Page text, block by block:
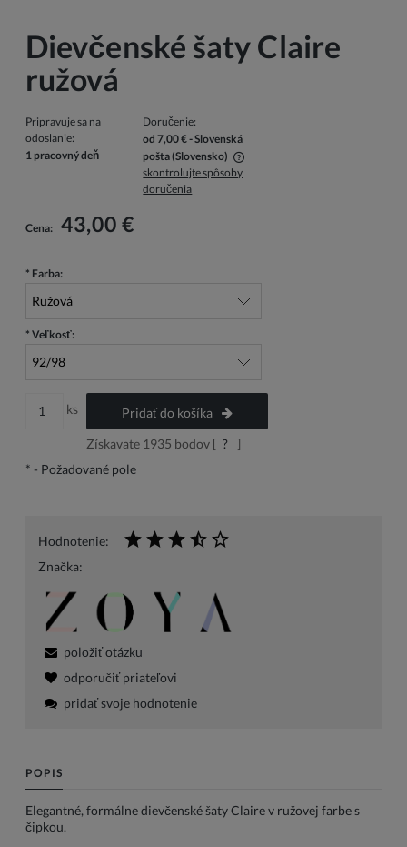
Dievčenské šaty Claire
ružová
Pripravuje sa na
odoslanie:
1 pracovný deň
Doručenie:
od 7,00 €- Slovenská
pošta(Slovensko)
V cene nie sú zahrnuté prípadné náklady na platbu
skontrolujte spôsoby
doručenia
Cena: 43,00 €
* Farba:
* Veľkosť:
ks
Pridať do košíka
Získavate 1935 bodov [ ?
]
* - Požadované pole
Hodnotenie:
Značka:
položiť otázku
odporučiť priateľovi
pridať svoje hodnotenie
POPIS
Elegantné, formálne dievčenské šaty Claire v ružovej farbe s
čipkou.